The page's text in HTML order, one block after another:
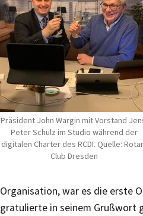
Präsident John Wargin mit Vorstand
Peter Schulz im Studio während der
digitalen Charter des RCDI. Quelle:
Club Dresden
Organisation, war es die erste
gratulierte in seinem Grußwort